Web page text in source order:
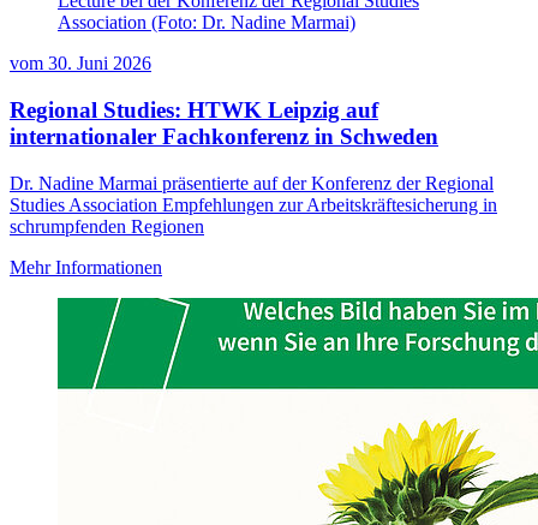
Association (Foto: Dr. Nadine Marmai)
vom 30. Juni 2026
Regional Studies: HTWK Leipzig auf
internationaler Fachkonferenz in Schweden
Dr. Nadine Marmai präsentierte auf der Konferenz der Regional
Studies Association Empfehlungen zur Arbeitskräftesicherung in
schrumpfenden Regionen
Mehr Informationen